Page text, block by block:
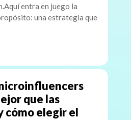
entra en juego la
una estrategia que
que las
cómo elegir el